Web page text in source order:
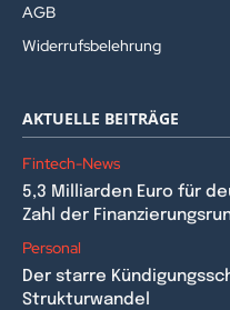
AGB
Widerrufsbelehrung
AKTUELLE BEITRÄGE
Fintech-News
5,3 Milliarden Euro für
Zahl der
Personal
Der starre
Strukturwandel